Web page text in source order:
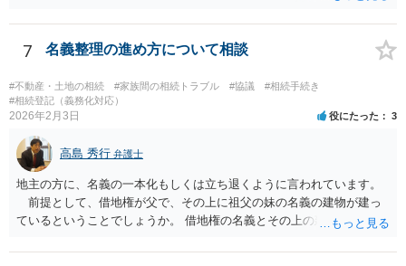
す。 その場合、例えば、弁護士によっては、本来であればご依頼時に
お支払いになる必要がある着手金の支払時期を、ご質問者様が遺産を
受け取った後にする契約で依頼を受ける場合もあります。 可能であれ
ば、ご依頼になるかは別にして、お近くの弁護士に直接相談されて、
費用の支払を含めた今後の対応についてアドバイスを求めることをお
すすめいたします。 ご参考にしていただけますと幸いです。
7 名義整理の進め方について相談
#不動産・土地の相続 #家族間の相続トラブル #協議
#相続手続き
#相続登記（義務化対応）
2026年2月3日 役にたった 3
高島 秀行 弁護士
地主の方に、名義の一本化もしくは立ち退くように言われています。
前提として、借地権が父で、その上に祖父の妹の名義の建物が建っ
ているということでしょうか。 借地権の名義とその上の建物の名義が
うか。 そうだとすると、借地を転貸してきたこととなるので、解消